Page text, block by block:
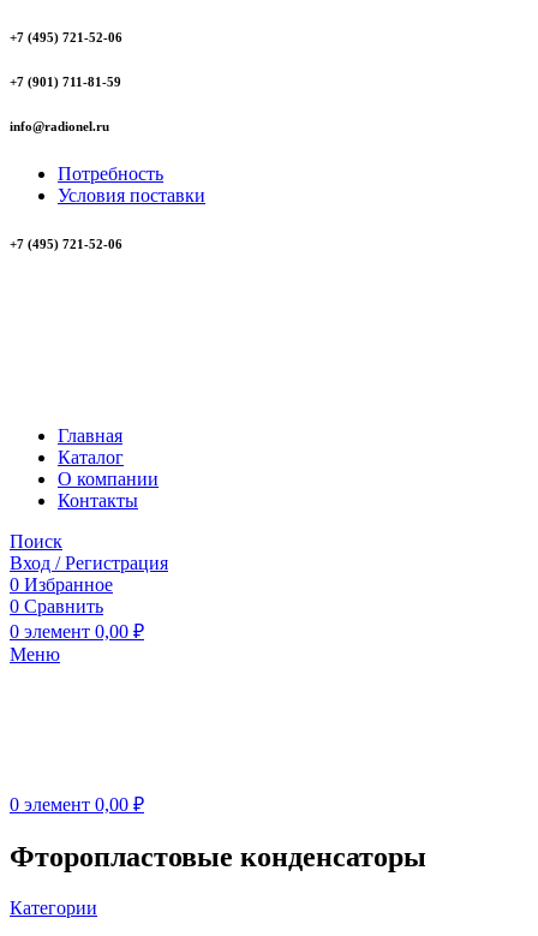
+7 (495) 721-52-06
+7 (901) 711-81-59
info@radionel.ru
Потребность
Условия поставки
+7 (495) 721-52-06
Главная
Каталог
О компании
Контакты
Поиск
Вход / Регистрация
0 Избранное
0 Сравнить
0 элемент 0,00 ₽
Меню
0 элемент 0,00 ₽
Фторопластовые конденсаторы
Категории